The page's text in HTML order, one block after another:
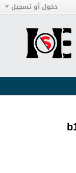
دخول أو تسجيل